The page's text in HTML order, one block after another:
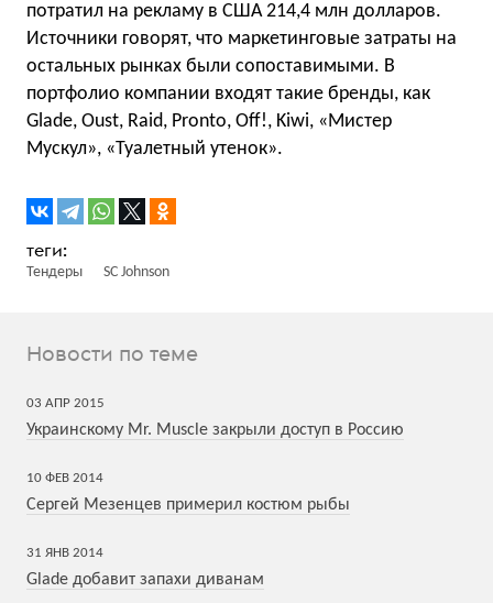
потратил на рекламу в США 214,4 млн долларов.
Источники говорят, что маркетинговые затраты на
остальных рынках были сопоставимыми. В
портфолио компании входят такие бренды, как
Glade, Oust, Raid, Pronto, Off!, Kiwi, «Мистер
Мускул», «Туалетный утенок».
Тендеры SC Johnson
Новости по теме
03 АПР 2015
Украинскому Mr. Muscle закрыли доступ в Россию
10 ФЕВ 2014
Сергей Мезенцев примерил костюм рыбы
31 ЯНВ 2014
Glade добавит запахи диванам